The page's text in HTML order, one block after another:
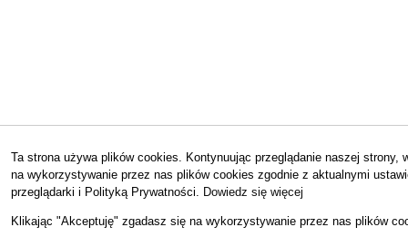
Ta strona używa plików cookies. Kontynuując przeglądanie naszej strony,
na wykorzystywanie przez nas plików cookies zgodnie z aktualnymi
przeglądarki i Polityką Prywatności. Dowiedz się więcej
Klikając "Akceptuję" zgadasz się na wykorzystywanie przez nas plików